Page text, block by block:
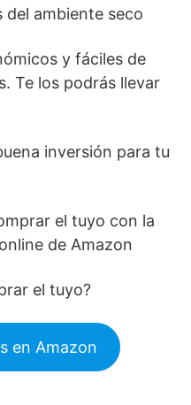
ambiente seco
y fáciles de
Te los podrás llevar
inversión para tu
el tuyo con la
de Amazon
el tuyo?
en Amazon